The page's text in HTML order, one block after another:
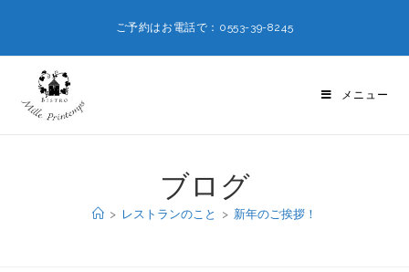
ご予約はお電話で：0553-39-8245
メニュー
ブログ
> レストランのこと > 新年のご挨拶！